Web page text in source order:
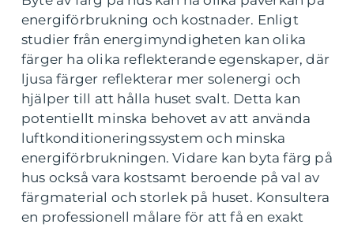
energiförbrukning och kostnader. Enligt
studier från energimyndigheten kan olika
färger ha olika reflekterande egenskaper, där
ljusa färger reflekterar mer solenergi och
hjälper till att hålla huset svalt. Detta kan
potentiellt minska behovet av att använda
luftkonditioneringssystem och minska
energiförbrukningen. Vidare kan byta färg på
hus också vara kostsamt beroende på val av
färgmaterial och storlek på huset. Konsultera
en professionell målare för att få en exakt